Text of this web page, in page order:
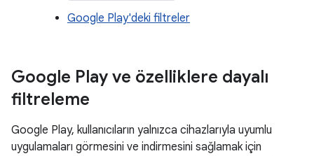
Google Play'deki filtreler
Google Play ve özelliklere dayalı
filtreleme
Google Play, kullanıcıların yalnızca cihazlarıyla uyumlu
uygulamaları görmesini ve indirmesini sağlamak için